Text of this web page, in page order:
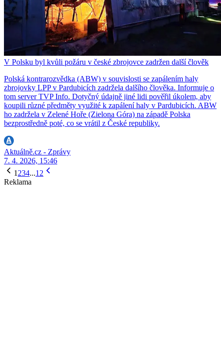
V Polsku byl kvůli požáru v české zbrojovce zadržen další člověk
Polská kontrarozvědka (ABW) v souvislosti se zapálením haly
zbrojovky LPP v Pardubicích zadržela dalšího člověka. Informuje o
tom server TVP Info. Dotyčný údajně jiné lidi pověřil úkolem, aby
koupili různé předměty využité k zapálení haly v Pardubicích. ABW
ho zadržela v Zelené Hoře (Zielona Góra) na západě Polska
bezprostředně poté, co se vrátil z České republiky.
Aktuálně.cz - Zprávy
7. 4. 2026, 15:46
1 234...12
Reklama